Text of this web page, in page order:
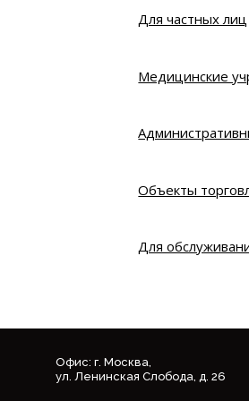
Для частных лиц
Медицинские
Объекты
Для
Офис: г. Москва,
ул. Ленинская Слобода, д. 26